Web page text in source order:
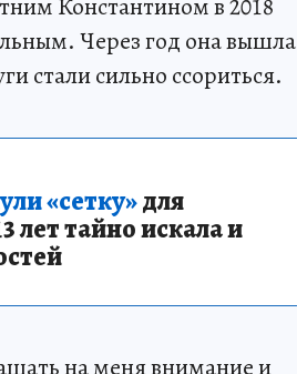
Константином в 2018
Через год она вышла
стали сильно ссориться.
«сетку»для
лет тайно искала и